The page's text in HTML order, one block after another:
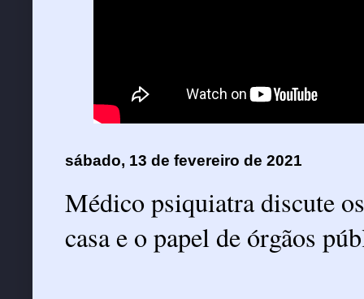
sábado, 13 de fevereiro de 2021
Médico psiquiatra discute
casa e o papel de órgãos